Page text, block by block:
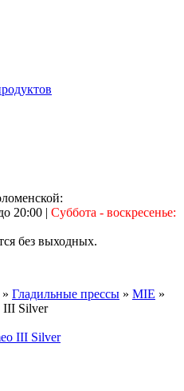
20:00 | Суббота - воскресенье:
без выходных.
» Гладильные прессы » MIE »
III Silver